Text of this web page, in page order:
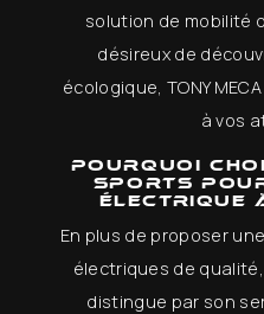
solution de mobilité
désireux de
écologique, TONY
à vos
Pourquoi
SPORTS
électrique
En plus de proposer
électriques de qualité,
distingue par son